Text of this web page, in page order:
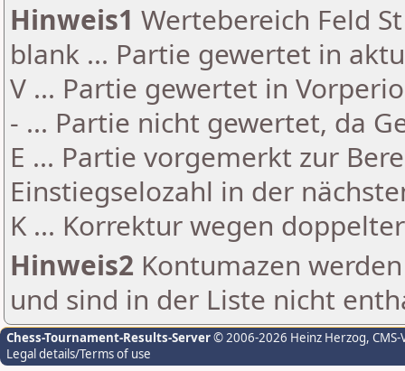
Hinweis1 Wertebereich Feld
blank ... Partie gewertet in
V ... Partie gewertet in
- ... Partie nicht gewertet, da
E ... Partie vorgemerkt zur
Einstiegselozahl in der
K ... Korrektur wegen
Hinweis2 Kontumazen
und sind in der Liste nicht
Chess-Tournament-Results-Server© 2006-2026 Heinz Herzog,
Legal details/Terms of use